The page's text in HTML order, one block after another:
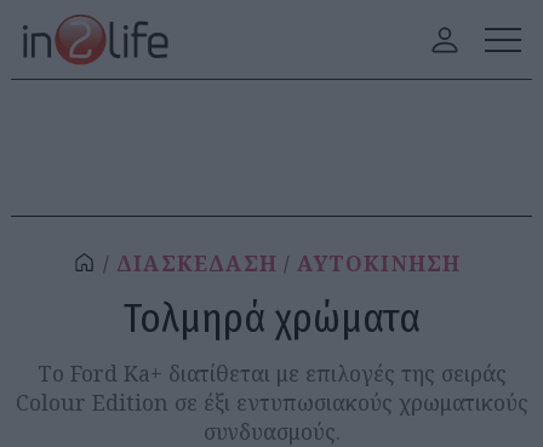
ΔΙΑΣΚΕΔΑΣΗ ΑΥΤΟΚΙΝΗΣΗ
Τολμηρά χρώματα
Tο Ford Ka+ διατίθεται με επιλογές της σειράς
Colour Edition σε έξι εντυπωσιακούς χρωματικούς
συνδυασμούς.